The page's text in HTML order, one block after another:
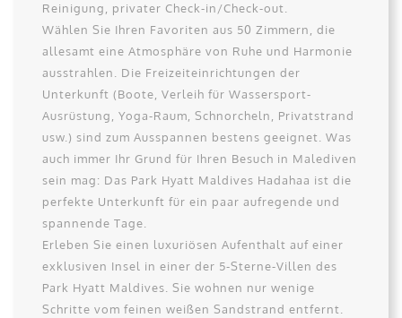
Reinigung, privater Check-in/Check-out.
Wählen Sie Ihren Favoriten aus 50 Zimmern, die
allesamt eine Atmosphäre von Ruhe und Harmonie
ausstrahlen. Die Freizeiteinrichtungen der
Unterkunft (Boote, Verleih für Wassersport-
Ausrüstung, Yoga-Raum, Schnorcheln, Privatstrand
usw.) sind zum Ausspannen bestens geeignet. Was
auch immer Ihr Grund für Ihren Besuch in Malediven
sein mag: Das Park Hyatt Maldives Hadahaa ist die
perfekte Unterkunft für ein paar aufregende und
spannende Tage.
Erleben Sie einen luxuriösen Aufenthalt auf einer
exklusiven Insel in einer der 5-Sterne-Villen des
Park Hyatt Maldives. Sie wohnen nur wenige
Schritte vom feinen weißen Sandstrand entfernt.